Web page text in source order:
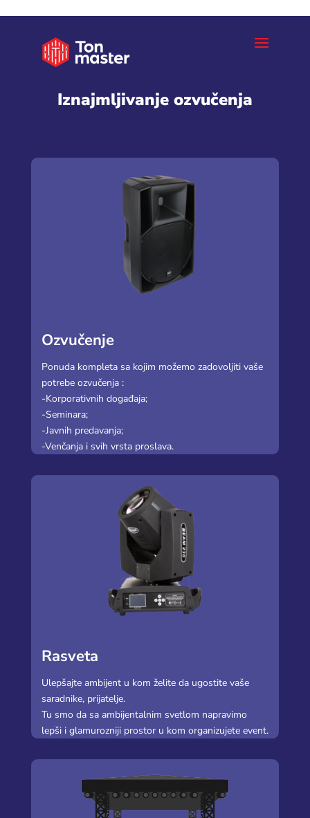
Iznajmljivanje ozvučenja
Ozvučenje
Ponuda kompleta sa kojim možemo zadovoljiti vaše
potrebe ozvučenja :
-Korporativnih događaja;
-Seminara;
-Javnih predavanja;
-Venčanja i svih vrsta proslava.
Rasveta
Ulepšajte ambijent u kom želite da ugostite vaše
saradnike, prijatelje.
Tu smo da sa ambijentalnim svetlom napravimo
lepši i glamurozniji prostor u kom organizujete event.